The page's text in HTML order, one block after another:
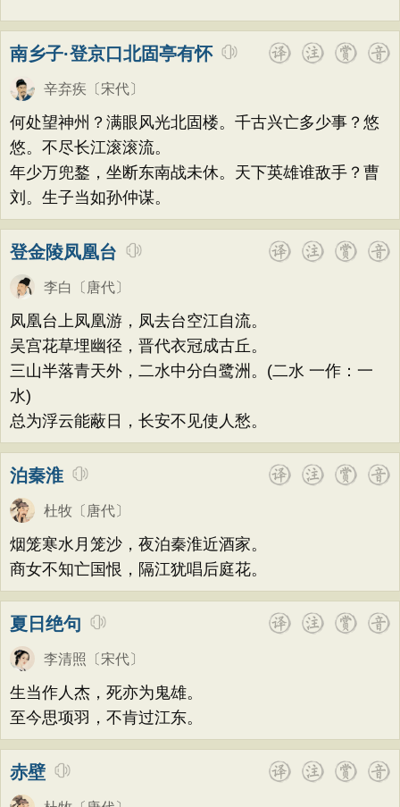
南乡子·登京口北固亭有怀
辛弃疾 〔宋代〕
何处望神州？满眼风光北固楼。千古兴亡多少事？悠
悠。不尽长江滚滚流。
年少万兜鍪，坐断东南战未休。天下英雄谁敌手？曹
刘。生子当如孙仲谋。
登金陵凤凰台
李白 〔唐代〕
凤凰台上凤凰游，凤去台空江自流。
吴宫花草埋幽径，晋代衣冠成古丘。
三山半落青天外，二水中分白鹭洲。(二水 一作：一
水)
总为浮云能蔽日，长安不见使人愁。
泊秦淮
杜牧 〔唐代〕
烟笼寒水月笼沙，夜泊秦淮近酒家。
商女不知亡国恨，隔江犹唱后庭花。
夏日绝句
李清照 〔宋代〕
生当作人杰，死亦为鬼雄。
至今思项羽，不肯过江东。
赤壁